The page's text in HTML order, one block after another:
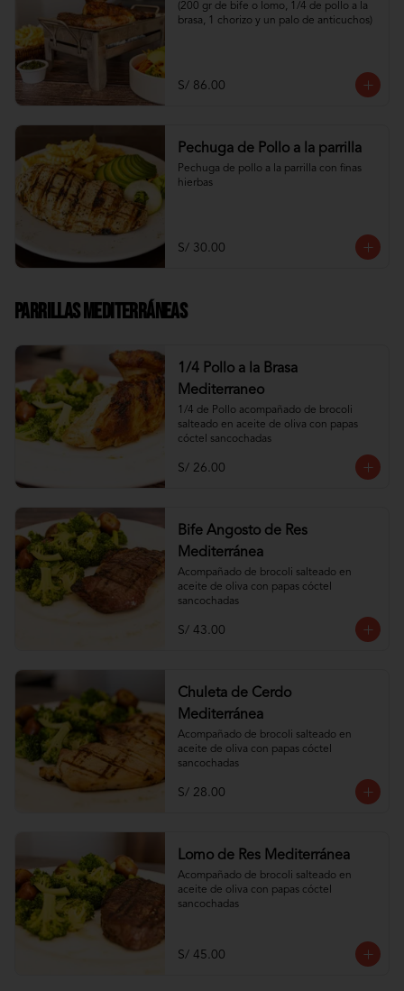
(200 gr de bife o lomo, 1/4 de pollo a la
brasa, 1 chorizo y un palo de anticuchos)
S/ 86.00
Pechuga de Pollo a la parrilla
Pechuga de pollo a la parrilla con finas
hierbas
S/ 30.00
Parrillas Mediterráneas
1/4 Pollo a la Brasa
Mediterraneo
1/4 de Pollo acompañado de brocoli
salteado en aceite de oliva con papas
cóctel sancochadas
S/ 26.00
Bife Angosto de Res
Mediterránea
Acompañado de brocoli salteado en
aceite de oliva con papas cóctel
sancochadas
S/ 43.00
Chuleta de Cerdo
Mediterránea
Acompañado de brocoli salteado en
aceite de oliva con papas cóctel
sancochadas
S/ 28.00
Lomo de Res Mediterránea
Acompañado de brocoli salteado en
aceite de oliva con papas cóctel
sancochadas
S/ 45.00